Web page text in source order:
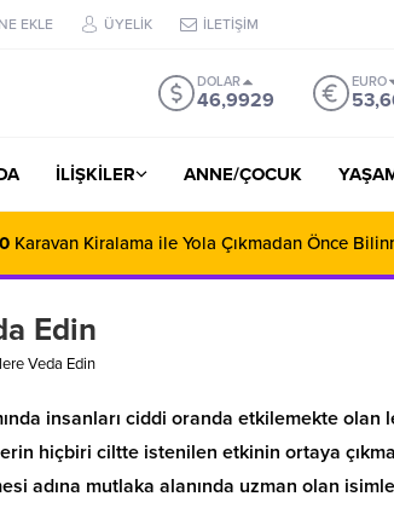
EKLE ÜYELİK İLETİŞİM
DOLAR
46,9929
EURO
İLİŞKİLER ANNE/ÇOCUK
Karavan Kiralama ile Yola Çıkmadan Önce
Edin
Veda Edin
insanları ciddi oranda etkilemekte
hiçbiri ciltte istenilen etkinin ortaya
adına mutlaka alanında uzman olan